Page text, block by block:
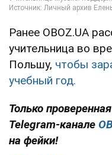
Ранее OBOZ.UA
учительница во
Польшу, чтобы
учебный год.
Только
Telegram-канале
на фейки!